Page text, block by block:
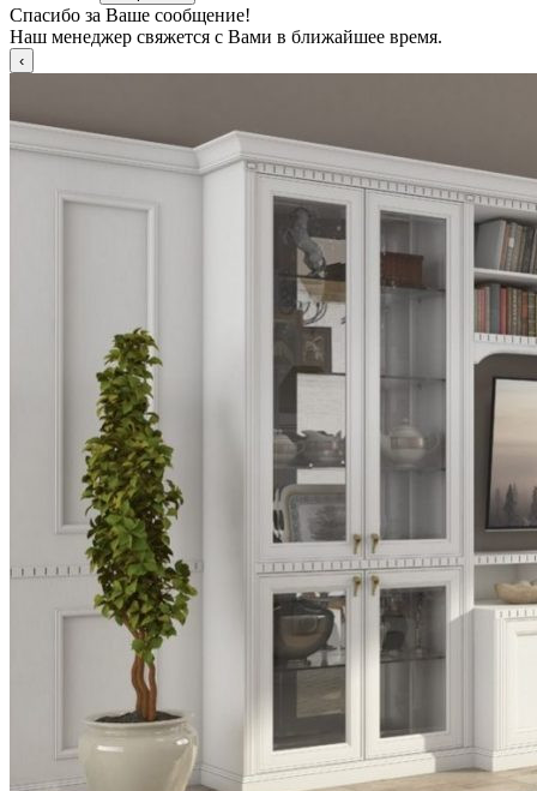
Спасибо за Ваше сообщение!
Наш менеджер свяжется с Вами в ближайшее время.